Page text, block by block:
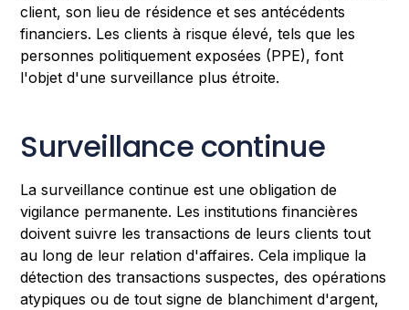
client, son lieu de résidence et ses antécédents
financiers. Les clients à risque élevé, tels que les
personnes politiquement exposées (PPE), font
l'objet d'une surveillance plus étroite.
Surveillance continue
La surveillance continue est une obligation de
vigilance permanente. Les institutions financières
doivent suivre les transactions de leurs clients tout
au long de leur relation d'affaires. Cela implique la
détection des transactions suspectes, des opérations
atypiques ou de tout signe de blanchiment d'argent,